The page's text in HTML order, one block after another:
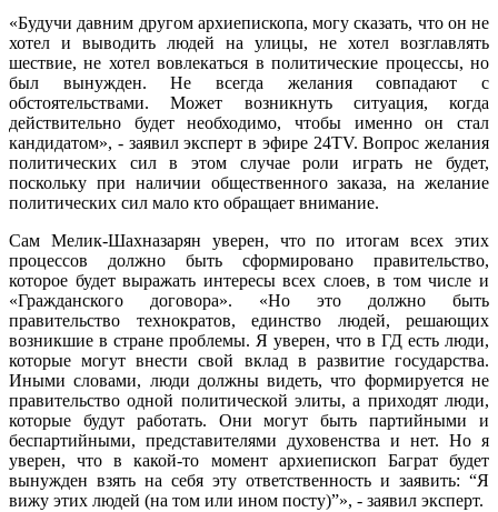
«Будучи давним другом архиепископа, могу сказать, что он не
хотел и выводить людей на улицы, не хотел возглавлять
шествие, не хотел вовлекаться в политические процессы, но
был вынужден. Не всегда желания совпадают с
обстоятельствами. Может возникнуть ситуация, когда
действительно будет необходимо, чтобы именно он стал
кандидатом», - заявил эксперт в эфире 24TV. Вопрос желания
политических сил в этом случае роли играть не будет,
поскольку при наличии общественного заказа, на желание
политических сил мало кто обращает внимание.
Сам Мелик-Шахназарян уверен, что по итогам всех этих
процессов должно быть сформировано правительство,
которое будет выражать интересы всех слоев, в том числе и
«Гражданского договора». «Но это должно быть
правительство технократов, единство людей, решающих
возникшие в стране проблемы. Я уверен, что в ГД есть люди,
которые могут внести свой вклад в развитие государства.
Иными словами, люди должны видеть, что формируется не
правительство одной политической элиты, а приходят люди,
которые будут работать. Они могут быть партийными и
беспартийными, представителями духовенства и нет. Но я
уверен, что в какой-то момент архиепископ Баграт будет
вынужден взять на себя эту ответственность и заявить: “Я
вижу этих людей (на том или ином посту)”», - заявил эксперт.